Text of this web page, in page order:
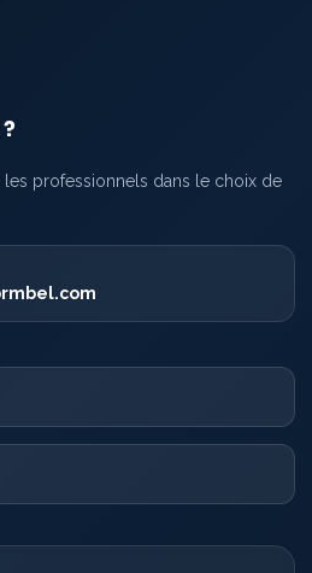
professionnels dans le choix de